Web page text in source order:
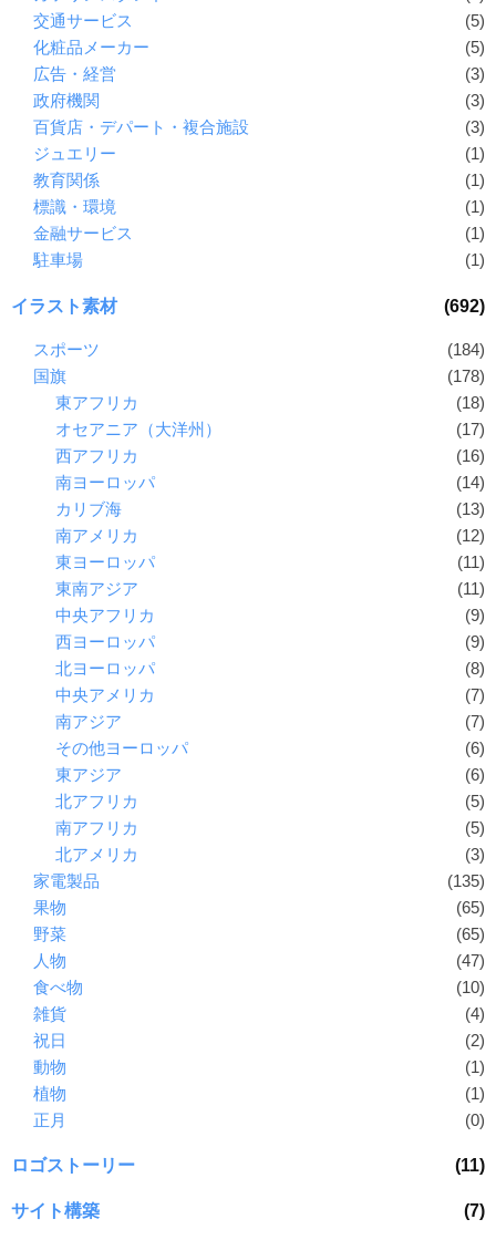
交通サービス
(5)
化粧品メーカー
(5)
広告・経営
(3)
政府機関
(3)
百貨店・デパート・複合施設
(3)
ジュエリー
(1)
教育関係
(1)
標識・環境
(1)
金融サービス
(1)
駐車場
(1)
イラスト素材 (692)
スポーツ
(184)
国旗
(178)
東アフリカ
(18)
オセアニア（大洋州）
(17)
西アフリカ
(16)
南ヨーロッパ
(14)
カリブ海
(13)
南アメリカ
(12)
東ヨーロッパ
(11)
東南アジア
(11)
中央アフリカ
(9)
西ヨーロッパ
(9)
北ヨーロッパ
(8)
中央アメリカ
(7)
南アジア
(7)
その他ヨーロッパ
(6)
東アジア
(6)
北アフリカ
(5)
南アフリカ
(5)
北アメリカ
(3)
家電製品
(135)
果物
(65)
野菜
(65)
人物
(47)
食べ物
(10)
雑貨
(4)
祝日
(2)
動物
(1)
植物
(1)
正月
(0)
ロゴストーリー (11)
サイト構築 (7)